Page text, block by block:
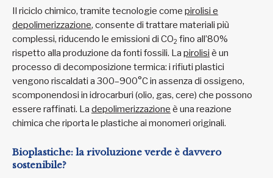
Il riciclo chimico, tramite tecnologie come pirolisi e
depolimerizzazione, consente di trattare materiali più
complessi, riducendo le emissioni di CO2 fino all’80%
rispetto alla produzione da fonti fossili. La pirolisi è un
processo di decomposizione termica: i rifiuti plastici
vengono riscaldati a 300–900°C in assenza di ossigeno,
scomponendosi in idrocarburi (olio, gas, cere) che possono
essere raffinati. La depolimerizzazione è una reazione
chimica che riporta le plastiche ai monomeri originali.
Bioplastiche: la rivoluzione verde è davvero
sostenibile?